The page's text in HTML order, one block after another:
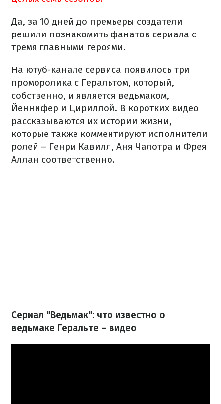
Да, за 10 дней до премьеры создатели
решили познакомить фанатов сериала с
тремя главными героями.
На ютуб-канале сервиса появилось три
проморолика с Геральтом, который,
собственно, и является ведьмаком,
Йеннифер и Цириллой. В коротких видео
рассказываются их истории жизни,
которые также комментируют исполнители
ролей – Генри Кавилл, Аня Чалотра и Фрея
Аллан соответственно.
Сериал "Ведьмак": что известно о
ведьмаке Геральте – видео